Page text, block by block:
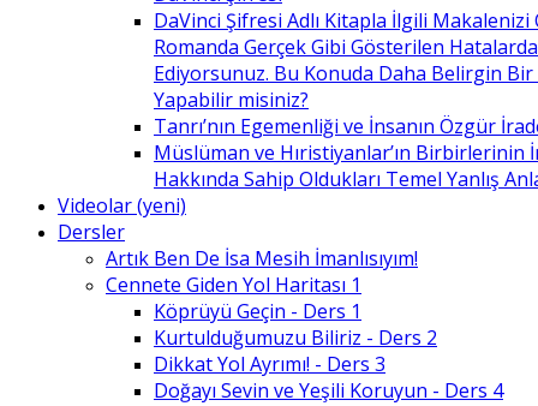
DaVinci Şifresi Adlı Kitapla İlgili Makalenizi
Romanda Gerçek Gibi Gösterilen
Ediyorsunuz. Bu Konuda Daha Belirgin Bir
Yapabilir misiniz?
Tanrı’nın Egemenliği ve İnsanın Özgür
Müslüman ve Hıristiyanlar’ın Birbirlerinin
Hakkında Sahip Oldukları Temel Yanlış
Videolar (yeni)
Dersler
Artık Ben De İsa Mesih İmanlısıyım!
Cennete Giden Yol Haritası 1
Köprüyü Geçin - Ders 1
Kurtulduğumuzu Biliriz - Ders 2
Dikkat Yol Ayrımı! - Ders 3
Doğayı Sevin ve Yeşili Koruyun - Ders 4